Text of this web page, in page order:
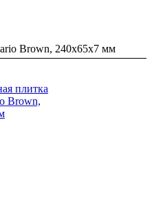
Brown, 240х65х7 мм